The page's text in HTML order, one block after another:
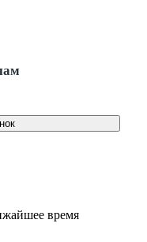
время